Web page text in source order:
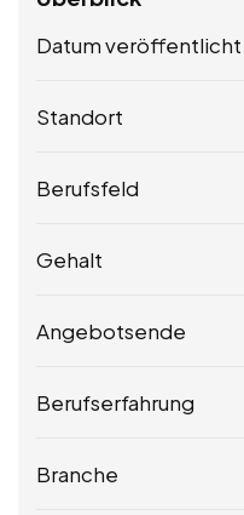
Datum veröffentlicht
Standort
Berufsfeld
Gehalt
Angebotsende
Berufserfahrung
Branche